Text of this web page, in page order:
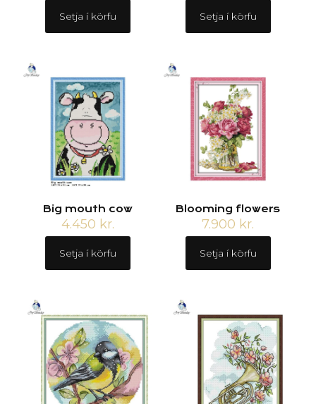
Setja í körfu Setja í körfu
Big mouth cow
4.450 kr.
Setja í körfu
Blooming flowers
7.900 kr.
Setja í körfu